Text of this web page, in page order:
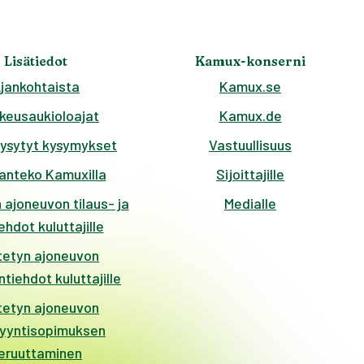
Lisätiedot
kysymykset
Kamuxilla
tilaus- ja
kuluttajille
ajoneuvon
kuluttajille
ajoneuvon
Kamux-konserni
Kamux.se
Kamux.de
Vastuullisuus
Sijoittajille
Medialle